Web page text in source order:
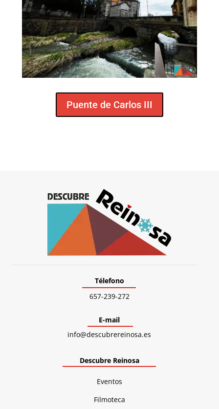
Puente de Carlos III
Télefono
657-239-272
E-mail
info@descubrereinosa.es
Descubre Reinosa
Eventos
Filmoteca